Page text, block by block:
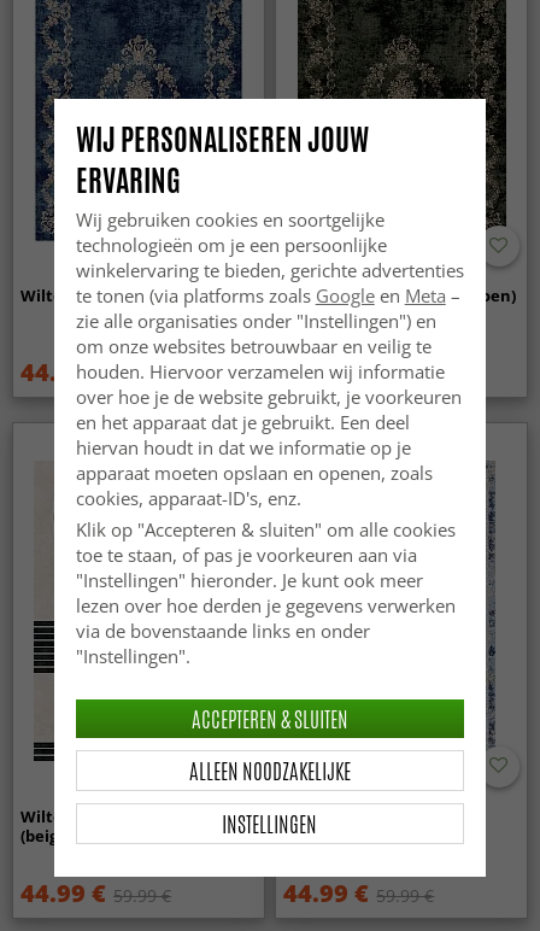
Wilton - Taknis (blauw)
44.99 € 59.99 €
Wilton - Taknis (donkergroen)
44.99 € 59.99 €
Wilton - Moudania
(beige/zwart/oranje)
44.99 € 59.99 €
Wilton - Denizli (blauw)
44.99 € 59.99 €
WIJ PERSONALISEREN JOUW
ERVARING
Wij gebruiken cookies en soortgelijke
technologieën om je een persoonlijke
winkelervaring te bieden, gerichte advertenties
te tonen (via platforms zoals Googleen Meta –
zie alle organisaties onder "Instellingen") en
om onze websites betrouwbaar en veilig te
houden. Hiervoor verzamelen wij informatie
over hoe je de website gebruikt, je voorkeuren
en het apparaat dat je gebruikt. Een deel
hiervan houdt in dat we informatie op je
apparaat moeten opslaan en openen, zoals
cookies, apparaat-ID's, enz.
Klik op "Accepteren & sluiten" om alle cookies
toe te staan, of pas je voorkeuren aan via
"Instellingen" hieronder. Je kunt ook meer
lezen over hoe derden je gegevens verwerken
via de bovenstaande links en onder
"Instellingen".
INSTELLINGEN
ALLEEN NOODZAKELIJKE
ACCEPTEREN & SLUITEN